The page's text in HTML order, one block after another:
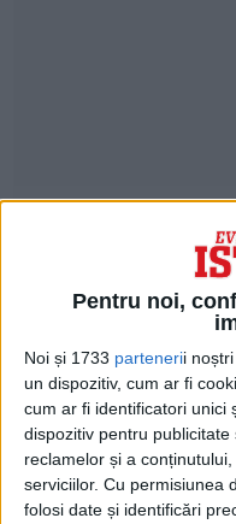
Pentru noi,
Noi și 1733 partenerii
un dispozitiv, cum ar fi
cum ar fi identificatori unici
dispozitiv pentru
reclamelor și a
serviciilor. Cu permisiunea
folosi date și identificări
A fost otrăvit cu
În zilele noastre,
tehnicilor de
analize
fire din
fost examinate în